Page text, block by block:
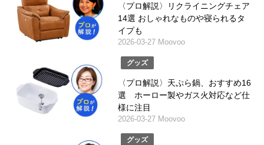
〈プロ解説〉リクライニングチェア
14選 おしゃれなものや寝られるタ
イプも
2026-03-27 Moovoo
グッズ
〈プロ解説〉天ぷら鍋、おすすめ16
選 ホーロー製やガス火対応など仕
様に注目
2026-03-27 Moovoo
グッズ